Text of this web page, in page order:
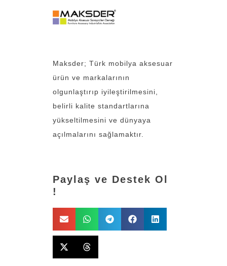
Maksder; Türk mobilya aksesuar
ürün ve markalarının
olgunlaştırıp iyileştirilmesini,
belirli kalite standartlarına
yükseltilmesini ve dünyaya
açılmalarını sağlamaktır.
Paylaş ve Destek Ol
!